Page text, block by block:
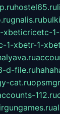
hostel65.ru
gnalis.ru
xbeticricetc-
1-xbetr-1-
d-file.ru
cat.ru
112.ru